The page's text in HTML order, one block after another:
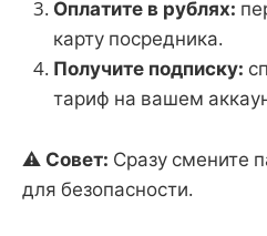
Оплатите в рублях:
карту посредника.
Получите подписку:
тариф на вашем
⚠ Совет: Сразу смените
для безопасности.